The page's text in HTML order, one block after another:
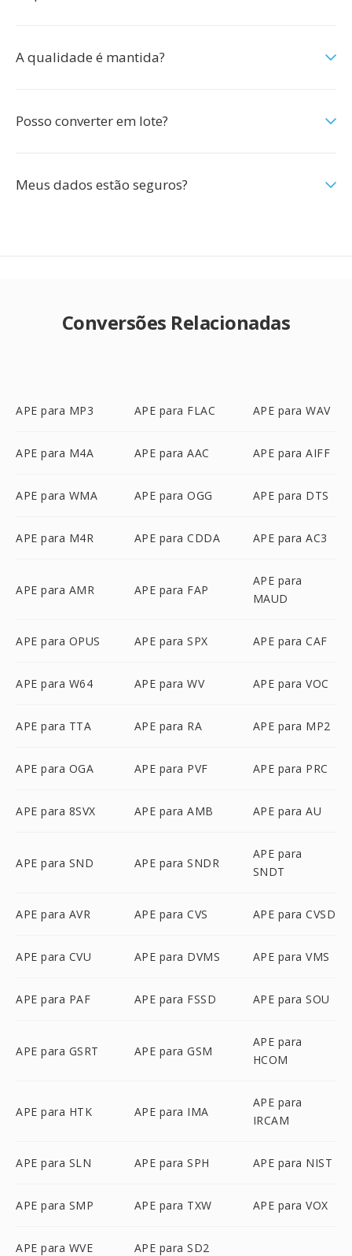
A qualidade é mantida?
Posso converter em lote?
Meus dados estão seguros?
Conversões Relacionadas
APE para MP3 APE para FLAC APE para WAV
APE para M4A APE para AAC APE para AIFF
APE para WMA APE para OGG APE para DTS
APE para M4R APE para CDDA APE para AC3
APE para AMR APE para FAP
APE para
MAUD
APE para OPUS APE para SPX APE para CAF
APE para W64 APE para WV APE para VOC
APE para TTA APE para RA APE para MP2
APE para OGA APE para PVF APE para PRC
APE para 8SVX APE para AMB APE para AU
APE para SND APE para SNDR
APE para
SNDT
APE para AVR APE para CVS APE para CVSD
APE para CVU APE para DVMS APE para VMS
APE para PAF APE para FSSD APE para SOU
APE para GSRT APE para GSM
APE para
HCOM
APE para HTK APE para IMA
APE para
IRCAM
APE para SLN APE para SPH APE para NIST
APE para SMP APE para TXW APE para VOX
APE para WVE APE para SD2